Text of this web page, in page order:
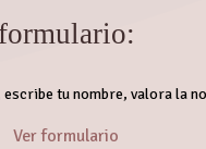
formulario:
tu nombre, valora la
Ver formulario